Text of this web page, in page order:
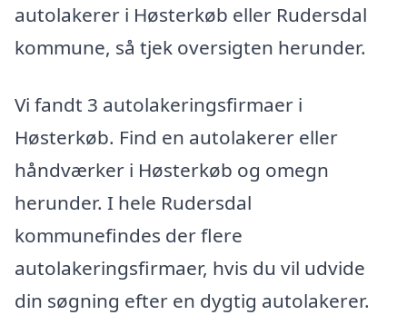
autolakerer i Høsterkøb eller Rudersdal
kommune, så tjek oversigten herunder.
Vi fandt 3 autolakeringsfirmaer i
Høsterkøb. Find en autolakerer eller
håndværker i Høsterkøb og omegn
herunder. I hele Rudersdal
kommunefindes der flere
autolakeringsfirmaer, hvis du vil udvide
din søgning efter en dygtig autolakerer.